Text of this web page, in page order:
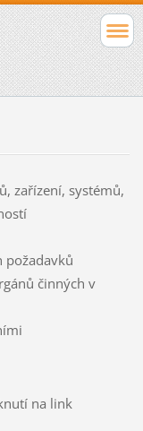
zařízení, systémů,
činných v
na link